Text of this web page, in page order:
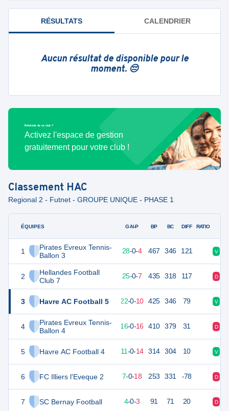
RÉSULTATS CALENDRIER
Aucun résultat de disponible pour le
moment. 😔
Bénévole de ce club ?
Activez l'espace de gestion
gratuitement pour votre club !
Classement HAC
Regional 2 - Futnet - GROUPE UNIQUE - PHASE 1
ÉQUIPES
1
Pirates Evreux Tennis-
Ballon 3
2
Hellandes Football
Club 7
3 Havre AC Football 5
4
Pirates Evreux Tennis-
Ballon 4
5 Havre AC Football 4
6 FC Illiers l'Eveque 2
7 SC Bernay Football
G-N-P BP BC DIFF RATIO
84 32 28-0-4 467 346 121 V
75 25-0-7 435 318 117 D
66 32 22-0-10 425 346 79 V
48 32 16-0-16 410 379 31 D
33 11-0-14 314 304 10 V
21 7-0-18 253 331 -78 D
12 4-0-3 91 71 20 D